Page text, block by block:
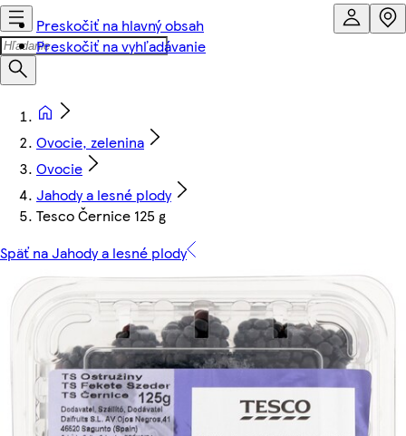
Preskočiť na hlavný obsah
Preskočiť na vyhľadávanie
Ovocie, zelenina
Ovocie
Jahody a lesné plody
Tesco Černice 125 g
Späť na Jahody a lesné plody